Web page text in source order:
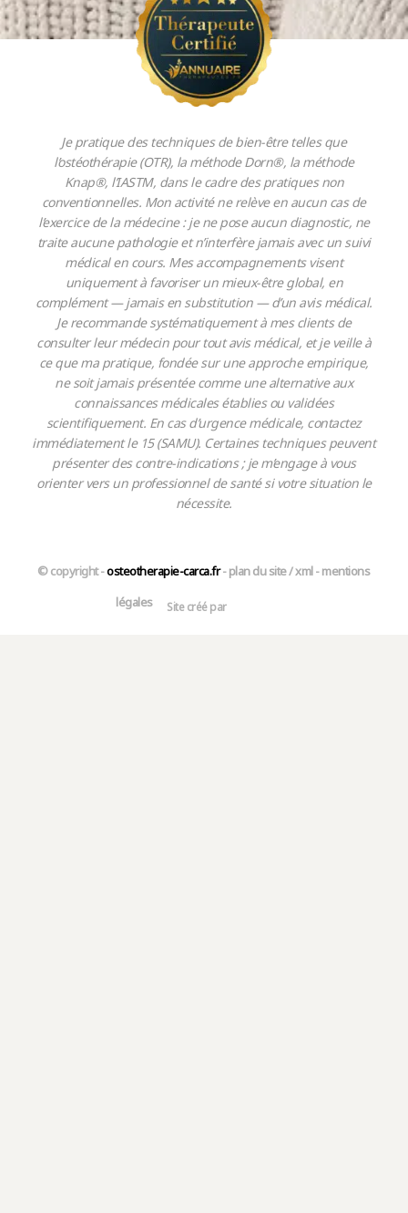
Je pratique des techniques de bien-être telles que
l’ostéothérapie (OTR), la méthode Dorn®, la méthode
Knap®, l’IASTM, dans le cadre des pratiques non
conventionnelles. Mon activité ne relève en aucun cas de
l’exercice de la médecine : je ne pose aucun diagnostic, ne
traite aucune pathologie et n’interfère jamais avec un suivi
médical en cours. Mes accompagnements visent
uniquement à favoriser un mieux-être global, en
complément — jamais en substitution — d’un avis médical.
Je recommande systématiquement à mes clients de
consulter leur médecin pour tout avis médical, et je veille à
ce que ma pratique, fondée sur une approche empirique,
ne soit jamais présentée comme une alternative aux
connaissances médicales établies ou validées
scientifiquement. En cas d’urgence médicale, contactez
immédiatement le 15 (SAMU). Certaines techniques peuvent
présenter des contre-indications ; je m’engage à vous
orienter vers un professionnel de santé si votre situation le
nécessite.
© copyright -osteotherapie-carca.fr-plan du site/xml-mentions
légales
Site créé par